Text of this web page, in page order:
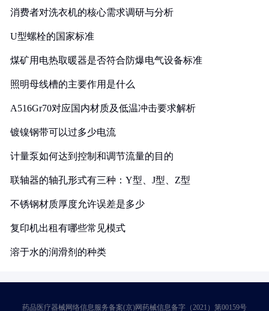
消费者对洗衣机的核心需求调研与分析
U型螺栓的国家标准
煤矿用电热取暖器是否符合防爆电气设备标准
照明母线槽的主要作用是什么
A516Gr70对应国内材质及低温冲击要求解析
镀镍钢带可以过多少电流
计量泵如何达到控制和调节流量的目的
联轴器的轴孔形式有三种：Y型、J型、Z型
不锈钢材质厚度允许误差是多少
复印机出租有哪些常见模式
溶于水的润滑剂的种类
药品医疗器械网络信息服务备案(京)网药械信息备字（2021）第00159号